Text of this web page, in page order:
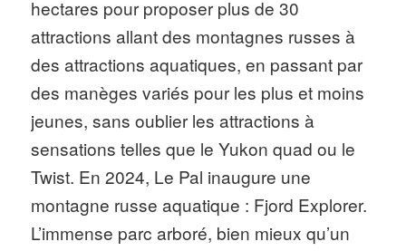
hectares pour proposer plus de 30
attractions allant des montagnes russes à
des attractions aquatiques, en passant par
des manèges variés pour les plus et moins
jeunes, sans oublier les attractions à
sensations telles que le Yukon quad ou le
Twist. En 2024, Le Pal inaugure une
montagne russe aquatique : Fjord Explorer.
L’immense parc arboré, bien mieux qu’un